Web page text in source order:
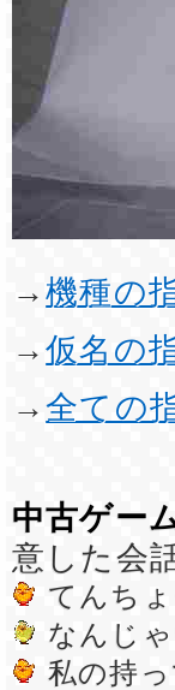
→機種の
→仮名の
→全ての
中古ゲー
意した会
てんち
なんじ
私の持